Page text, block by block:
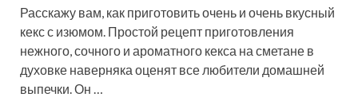
Расскажу вам, как приготовить очень и очень вкусный
кекс с изюмом. Простой рецепт приготовления
нежного, сочного и ароматного кекса на сметане в
духовке наверняка оценят все любители домашней
выпечки. Он …